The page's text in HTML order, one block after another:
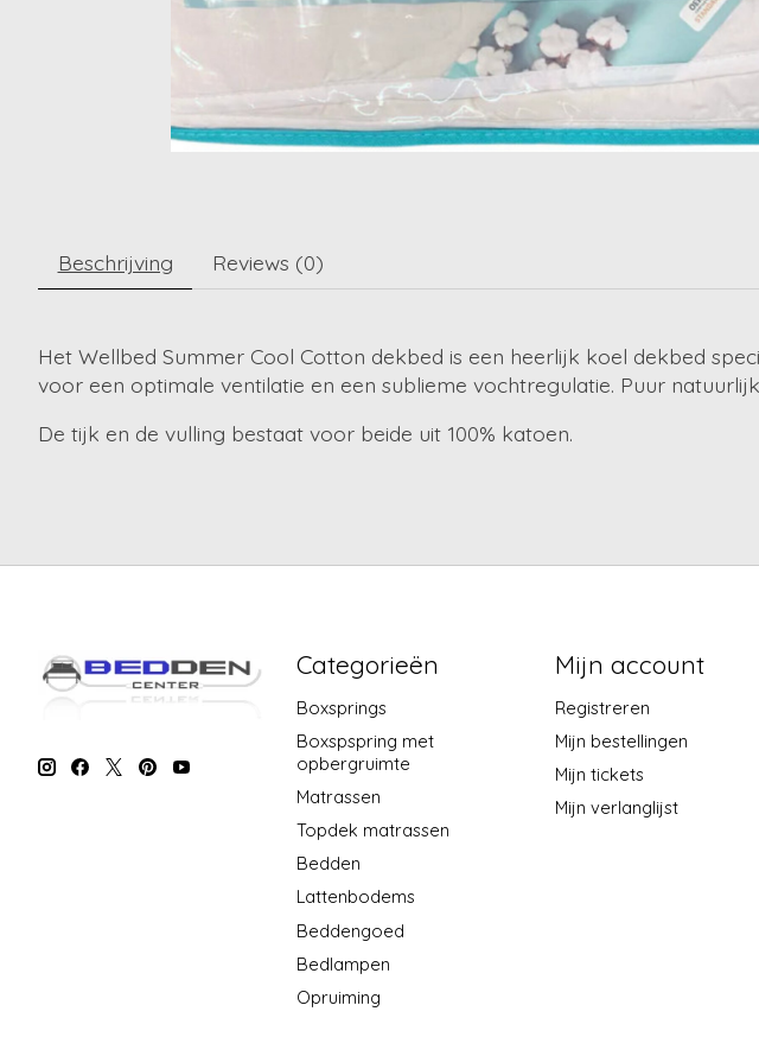
Beschrijving Reviews (0)
Het Wellbed Summer Cool Cotton dekbed is een heerlijk koel dekbed
voor een optimale ventilatie en een sublieme vochtregulatie. Puur
De tijk en de vulling bestaat voor beide uit 100% katoen.
Categorieën
Boxsprings
Boxspspring met
opbergruimte
Matrassen
Topdek matrassen
Bedden
Lattenbodems
Beddengoed
Bedlampen
Opruiming
Mijn account
Registreren
Mijn bestellingen
Mijn tickets
Mijn verlanglijst